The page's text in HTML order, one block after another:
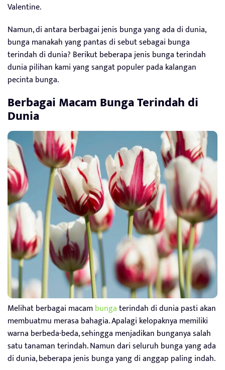
Valentine.
Namun, di antara berbagai jenis bunga yang ada di dunia,
bunga manakah yang pantas di sebut sebagai bunga
terindah di dunia? Berikut beberapa jenis bunga terindah
dunia pilihan kami yang sangat populer pada kalangan
pecinta bunga.
Berbagai Macam Bunga Terindah di
Dunia
Melihat berbagai macambungaterindah di dunia pasti akan
membuatmu merasa bahagia. Apalagi kelopaknya memiliki
warna berbeda-beda, sehingga menjadikan bunganya salah
satu tanaman terindah. Namun dari seluruh bunga yang ada
di dunia, beberapa jenis bunga yang di anggap paling indah.